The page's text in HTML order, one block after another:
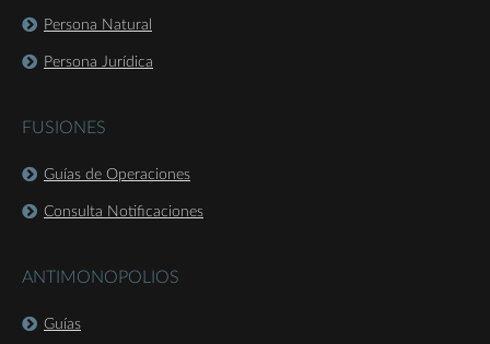
Persona Natural
Persona Jurídica
FUSIONES
Guías de Operaciones
Consulta Notificaciones
ANTIMONOPOLIOS
Guías